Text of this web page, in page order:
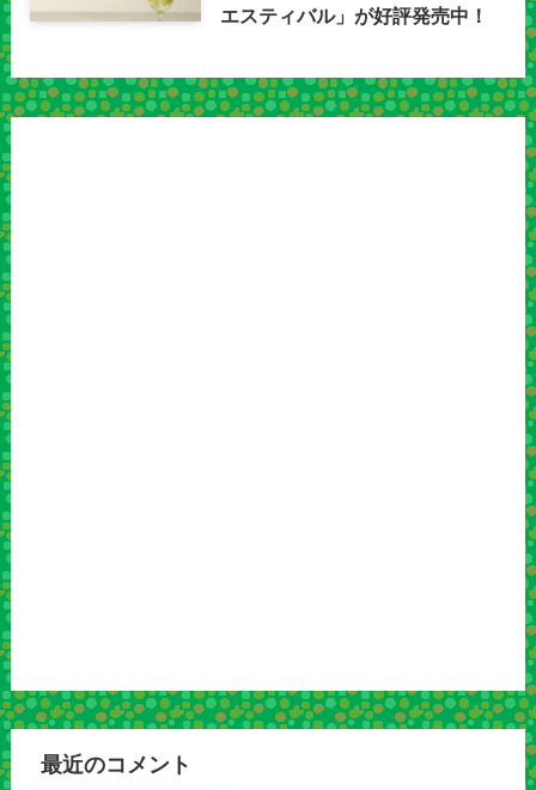
エスティバル」が好評発売中！
最近のコメント